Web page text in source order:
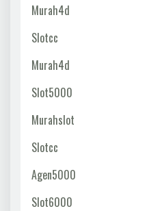
Murah4d
Slotcc
Murah4d
Slot5000
Murahslot
Slotcc
Agen5000
Slot6000